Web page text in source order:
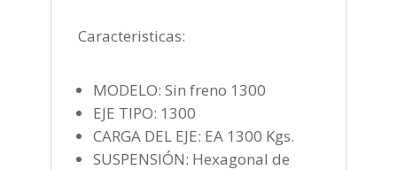
Caracteristicas:
MODELO: Sin freno 1300
EJE TIPO: 1300
CARGA DEL EJE: EA 1300 Kgs.
SUSPENSIÓN: Hexagonal de